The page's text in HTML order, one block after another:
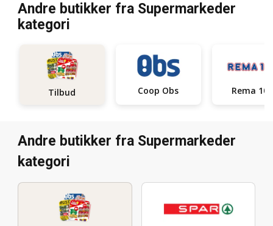
Andre butikker fra Supermarkeder
kategori
Tilbud Coop Obs Rema
Andre butikker fra Supermarkeder
kategori